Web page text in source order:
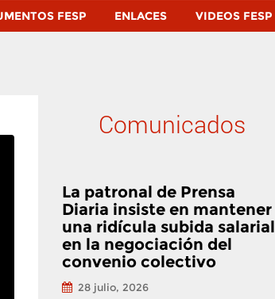
FESP ENLACES VIDEOS FESP
Comunicados
La patronal de Prensa
Diaria insiste en mantener
una ridícula subida salarial
en la negociación del
convenio colectivo
28 julio, 2026